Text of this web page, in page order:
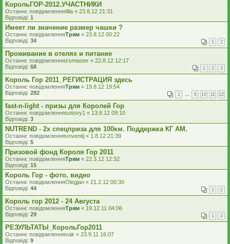
КорольГОР-2012.УЧАСТНИКИ
Останнє повідомленняIllia « 23.8.12 21:31
Відповіді: 1
Имеет ли значение размер чашки ?
Останнє повідомленняТрям « 23.8.12 00:22
Відповіді: 34 1 2
Проживание в отелях и питание
Останнє повідомленняzsmaster « 22.8.12 12:17
Відповіді: 68 1 2 3
Король Гор 2011_РЕГИСТРАЦИЯ здесь
Останнє повідомленняТрям « 19.8.12 19:54
Відповіді: 282 1 … 9 10 11 12
fast-n-light - призы для Королей Гор
Останнє повідомленняsotovy1 « 13.8.12 09:10
Відповіді: 3
NUTREND - 2х спецприза для 100км. Поддержка КГ АМ.
Останнє повідомленняvoventij « 1.8.12 21:39
Відповіді: 5
Призовой фонд Короля Гор 2011
Останнє повідомленняТрям « 22.3.12 12:32
Відповіді: 15
Король Гор - фото, видео
Останнє повідомленняOlegjan « 21.2.12 00:30
Відповіді: 44 1 2
Король гор 2012 - 24 Августа
Останнє повідомленняТрям « 19.12.11 04:06
Відповіді: 29 1 2
РЕЗУЛЬТАТЫ_КорольГор2011
Останнє повідомленняvak « 23.9.11 16:07
Відповіді: 9